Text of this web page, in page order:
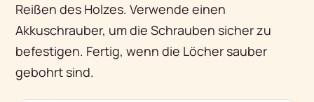
Reißen des Holzes. Verwende einen
Akkuschrauber, um die Schrauben sicher zu
befestigen. Fertig, wenn die Löcher sauber
gebohrt sind.